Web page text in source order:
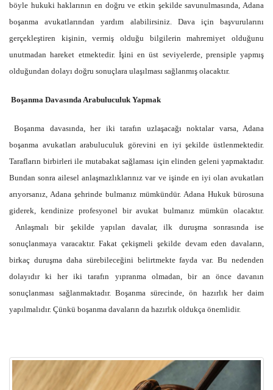
böyle hukuki haklarının en doğru ve etkin şekilde savunulmasında, Adana
boşanma avukatlarından yardım alabilirsiniz. Dava için başvurularını
gerçekleştiren kişinin, vermiş olduğu bilgilerin mahremiyet olduğunu
unutmadan hareket etmektedir. İşini en üst seviyelerde, prensiple yapmış
olduğundan dolayı doğru sonuçlara ulaşılması sağlanmış olacaktır.
Boşanma Davasında Arabuluculuk Yapmak
Boşanma davasında, her iki tarafın uzlaşacağı noktalar varsa, Adana
boşanma avukatları arabuluculuk görevini en iyi şekilde üstlenmektedir.
Tarafların birbirleri ile mutabakat sağlaması için elinden geleni yapmaktadır.
Bundan sonra ailesel anlaşmazlıklarınız var ve işinde en iyi olan avukatları
arıyorsanız, Adana şehrinde bulmanız mümkündür. Adana Hukuk bürosuna
giderek, kendinize profesyonel bir avukat bulmanız mümkün olacaktır.
Anlaşmalı bir şekilde yapılan davalar, ilk duruşma sonrasında ise
sonuçlanmaya varacaktır. Fakat çekişmeli şekilde devam eden davaların,
birkaç duruşma daha sürebileceğini belirtmekte fayda var. Bu nedenden
dolayıdır ki her iki tarafın yıpranma olmadan, bir an önce davanın
sonuçlanması sağlanmaktadır. Boşanma sürecinde, ön hazırlık her daim
yapılmalıdır. Çünkü boşanma davaların da hazırlık oldukça önemlidir.